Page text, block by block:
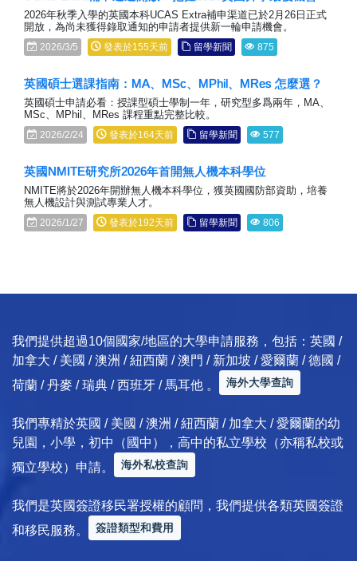
2026年秋季入學的英國本科UCAS Extra補申渠道已於2月26日正式
開放，為尚未獲得錄取通知的申請者提供新一輪申請機會。
2026/3/5 發表於155天前 留學新聞 875
英國碩士選課指南：MA、MSc、MPhil、MRes 怎麼選？
英國碩士申請必看：授課型碩士學制一年，研究型多爲兩年，MA、
MSc、MPhil、MRes 課程重點完整比較。
2026/2/24 發表於164天前 留學新聞 577
英國NMITE研究所2026年首開無人機本科學位
NMITE將於2026年開辦無人機本科學位，獲英國國防部資助，培養
無人機設計與測試專業人才。
2026/1/27 發表於192天前 留學新聞 806
我們提供超過10個國家/地區的大學申請服務，包括：英國 /
加拿大 / 美國 / 澳洲 / 紐西蘭 / 澳門 / 新加坡 / 愛爾蘭 / 德國 /
荷蘭 / 丹麥 / 瑞典 / 西班牙 / 馬耳他 。
海外大學查詢
我們專精於英國 / 美國 / 澳洲 / 紐西蘭 / 加拿大 / 愛爾蘭的幼
兒園，小學，初中（國中），高中的私立學校（亦稱私校或
獨立學校）申請。
海外私校查詢
我們是英國簽證移民署授權的顧問，我們提供各類英國簽證
和移民服務。
簽證類型和費用